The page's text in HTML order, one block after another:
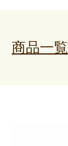
商品一覧